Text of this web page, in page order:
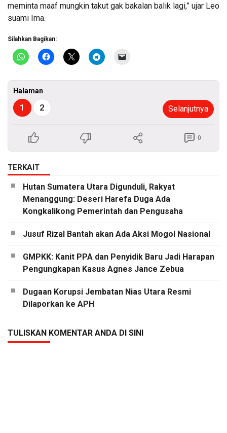
meminta maaf mungkin takut gak bakalan balik lagi,” ujar Leo
suami Ima.
Silahkan Bagikan:
Halaman
1 2 Selanjutnya
0
TERKAIT
Hutan Sumatera Utara Digunduli, Rakyat
Menanggung: Deseri Harefa Duga Ada
Kongkalikong Pemerintah dan Pengusaha
Jusuf Rizal Bantah akan Ada Aksi Mogol Nasional
GMPKK: Kanit PPA dan Penyidik Baru Jadi Harapan
Pengungkapan Kasus Agnes Jance Zebua
Dugaan Korupsi Jembatan Nias Utara Resmi
Dilaporkan ke APH
TULISKAN KOMENTAR ANDA DI SINI